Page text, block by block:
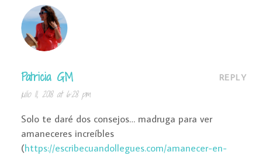
Patricia GM
julio 11, 2018 at 6:28 pm
REPLY
Solo te daré dos consejos… madruga para ver
amaneceres increíbles
(https://escribecuandollegues.com/amanecer-en-